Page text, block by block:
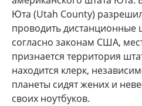
Юта (Utah County)
проводить
согласно законам США,
признается территория
находится клерк,
планеты сидят жених и
своих ноутбуков.